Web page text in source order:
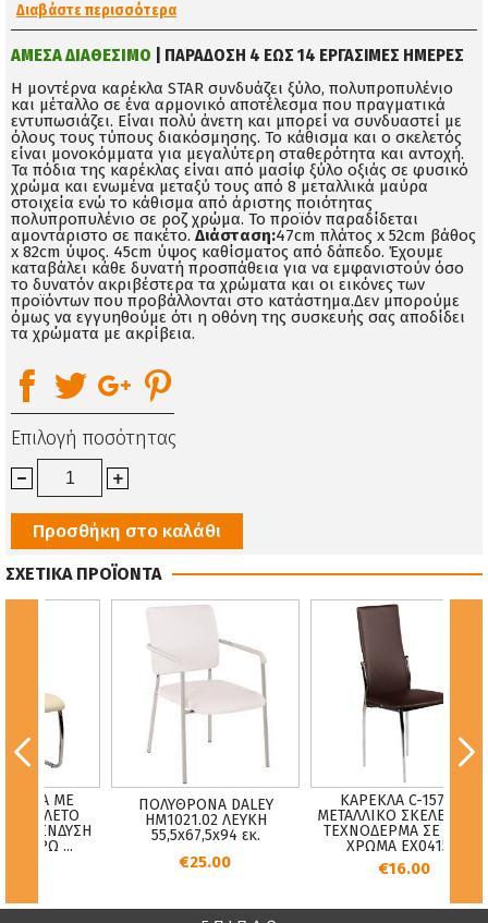
Διαβάστε περισσότερα
ΑΜΕΣΑ ΔΙΑΘΕΣΙΜΟ | ΠΑΡΑΔΟΣΗ 4 ΕΩΣ 14 ΕΡΓΑΣΙΜΕΣ ΗΜΕΡΕΣ
Η μοντέρνα καρέκλα STAR συνδυάζει ξύλο, πολυπροπυλένιο
και μέταλλο σε ένα αρμονικό αποτέλεσμα που πραγματικά
εντυπωσιάζει. Είναι πολύ άνετη και μπορεί να συνδυαστεί με
όλους τους τύπους διακόσμησης. Το κάθισμα και ο σκελετός
είναι μονοκόμματα για μεγαλύτερη σταθερότητα και αντοχή.
Τα πόδια της καρέκλας είναι από μασίφ ξύλο οξιάς σε φυσικό
χρώμα και ενωμένα μεταξύ τους από 8 μεταλλικά μαύρα
στοιχεία ενώ το κάθισμα από άριστης ποιότητας
πολυπροπυλένιο σε ροζ χρώμα. Το προϊόν παραδίδεται
αμοντάριστο σε πακέτο. Διάσταση:47cm πλάτος x 52cm βάθος
x 82cm ύψος. 45cm ύψος καθίσματος από δάπεδο. Έχουμε
καταβάλει κάθε δυνατή προσπάθεια για να εμφανιστούν όσο
το δυνατόν ακριβέστερα τα χρώματα και οι εικόνες των
προϊόντων που προβάλλονται στο κατάστημα.Δεν μπορούμε
όμως να εγγυηθούμε ότι η οθόνη της συσκευής σας αποδίδει
τα χρώματα με ακρίβεια.
Επιλογή ποσότητας
Προσθήκη στο καλάθι
ΣΧΕΤΙΚΑ ΠΡΟΪΟΝΤΑ
ΜΕ
ΧΡΩ ...
ΠΟΛΥΘΡΟΝΑ DALEY
HM1021.02 ΛΕΥΚΗ
55,5x67,5x94 εκ.
€25.00
ΚΑΡΕΚΛΑ C-157 ΜΕ
ΜΕΤΑΛΛΙΚΟ ΣΚΕΛΕΤΟ KAI
TΕΧΝΟΔΕΡΜΑ ΣΕ ΚΑΦΕ
ΧΡΩΜΑ EX0415 ...
€16.00